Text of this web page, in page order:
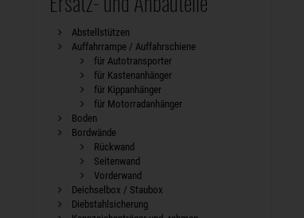
Abstellstützen
Auffahrrampe / Auffahrschiene
für Autotransporter
für Kastenanhänger
für Kippanhänger
für Motorradanhänger
Boden
Bordwände
Rückwand
Seitenwand
Vorderwand
Deichselbox / Staubox
Diebstahlsicherung